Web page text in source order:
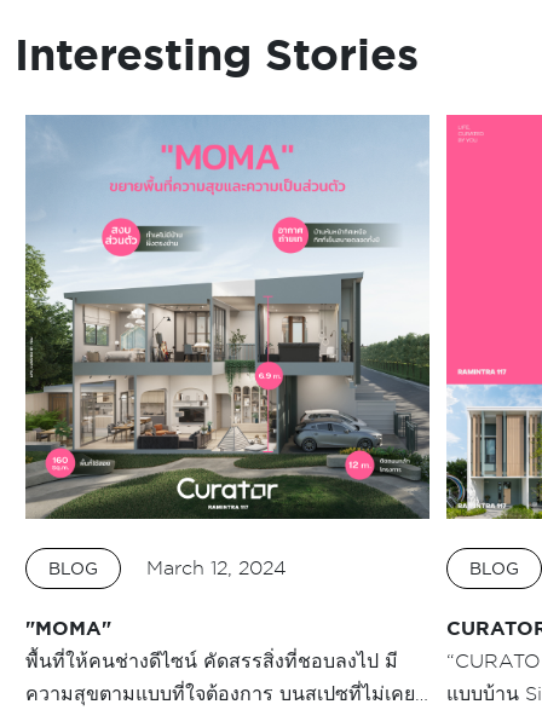
Interesting Stories
BLOG March 12, 2024
"MOMA"
พื้นที่ให้คนช่างดีไซน์ คัดสรรสิ่งที่ชอบลงไป มี
ความสุขตามแบบที่ใจต้องการ บนสเปซที่ไม่เคยมี
BLOG
แบบบ้าน